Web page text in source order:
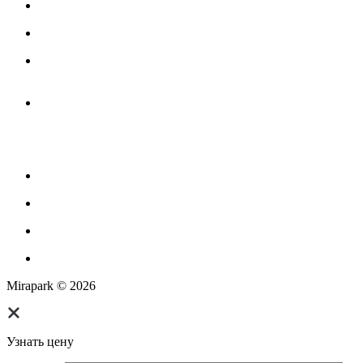
Mirapark © 2026
Узнать цену